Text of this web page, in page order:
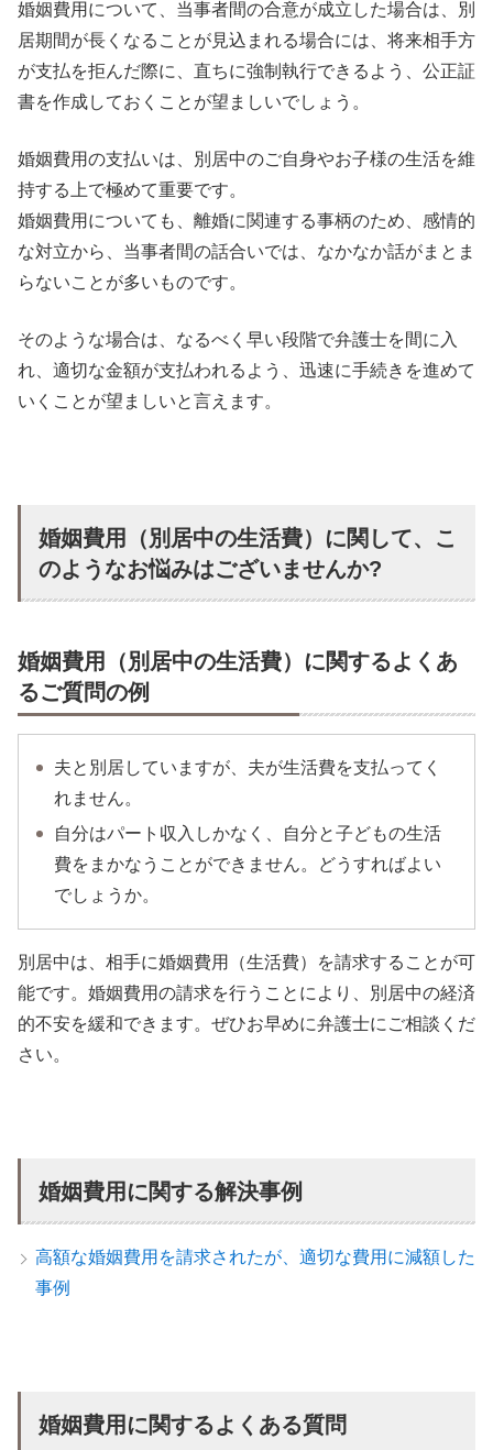
婚姻費用について、当事者間の合意が成立した場合は、別
居期間が長くなることが見込まれる場合には、将来相手方
が支払を拒んだ際に、直ちに強制執行できるよう、公正証
書を作成しておくことが望ましいでしょう。
婚姻費用の支払いは、別居中のご自身やお子様の生活を維
持する上で極めて重要です。
婚姻費用についても、離婚に関連する事柄のため、感情的
な対立から、当事者間の話合いでは、なかなか話がまとま
らないことが多いものです。
そのような場合は、なるべく早い段階で弁護士を間に入
れ、適切な金額が支払われるよう、迅速に手続きを進めて
いくことが望ましいと言えます。
婚姻費用（別居中の生活費）に関して、こ
のようなお悩みはございませんか?
婚姻費用（別居中の生活費）に関するよくあ
るご質問の例
夫と別居していますが、夫が生活費を支払ってく
れません。
自分はパート収入しかなく、自分と子どもの生活
費をまかなうことができません。どうすればよい
でしょうか。
別居中は、相手に婚姻費用（生活費）を請求することが可
能です。婚姻費用の請求を行うことにより、別居中の経済
的不安を緩和できます。ぜひお早めに弁護士にご相談くだ
さい。
婚姻費用に関する解決事例
高額な婚姻費用を請求されたが、適切な費用に減額した
事例
婚姻費用に関するよくある質問